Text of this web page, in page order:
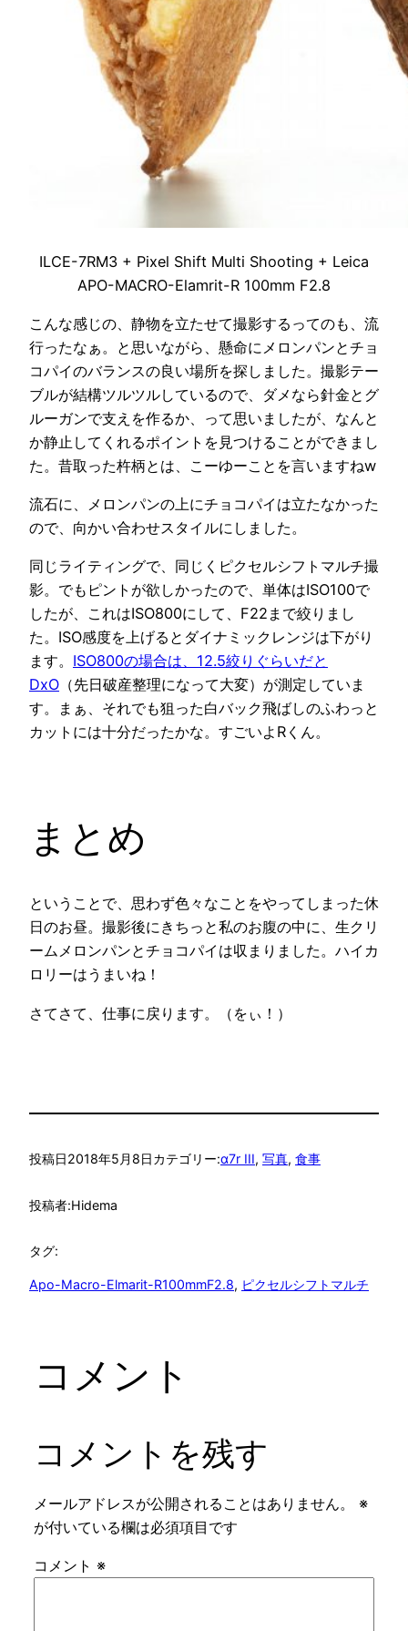
ILCE-7RM3 + Pixel Shift Multi Shooting + Leica
APO-MACRO-Elamrit-R 100mm F2.8
こんな感じの、静物を立たせて撮影するってのも、流
行ったなぁ。と思いながら、懸命にメロンパンとチョ
コパイのバランスの良い場所を探しました。撮影テー
ブルが結構ツルツルしているので、ダメなら針金とグ
ルーガンで支えを作るか、って思いましたが、なんと
か静止してくれるポイントを見つけることができまし
た。昔取った杵柄とは、こーゆーことを言いますねw
流石に、メロンパンの上にチョコパイは立たなかった
ので、向かい合わせスタイルにしました。
同じライティングで、同じくピクセルシフトマルチ撮
影。でもピントが欲しかったので、単体はISO100で
したが、これはISO800にして、F22まで絞りまし
た。ISO感度を上げるとダイナミックレンジは下がり
ます。 ISO800の場合は、12.5絞りぐらいだと
DxO （先日破産整理になって大変）が測定していま
す。まぁ、それでも狙った白バック飛ばしのふわっと
カットには十分だったかな。すごいよRくん。
まとめ
ということで、思わず色々なことをやってしまった休
日のお昼。撮影後にきちっと私のお腹の中に、生クリ
ームメロンパンとチョコパイは収まりました。ハイカ
ロリーはうまいね！
さてさて、仕事に戻ります。（をぃ！）
投稿日2018年5月8日カテゴリー:α7r III, 写真, 食事
投稿者:Hidema
タグ:
Apo-Macro-Elmarit-R100mmF2.8, ピクセルシフトマルチ
コメント
コメントを残す
メールアドレスが公開されることはありません。
※
が付いている欄は必須項目です
コメント ※